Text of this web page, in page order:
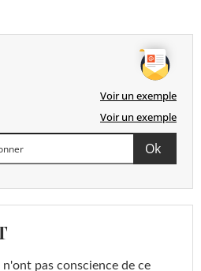
Voir un exemple
Voir un exemple
pas conscience de ce